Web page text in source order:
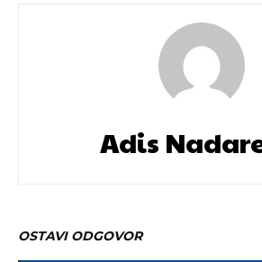
Adis
OSTAVI ODGOVOR